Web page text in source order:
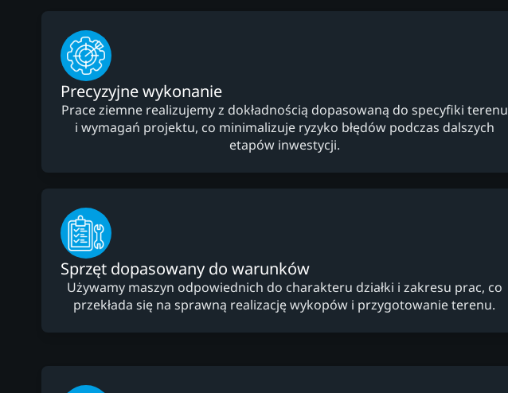
Precyzyjne wykonanie
Prace ziemne realizujemy z dokładnością dopasowaną do specyfiki terenu
i wymagań projektu, co minimalizuje ryzyko błędów podczas dalszych
etapów inwestycji.
Sprzęt dopasowany do warunków
Używamy maszyn odpowiednich do charakteru działki i zakresu prac, co
przekłada się na sprawną realizację wykopów i przygotowanie terenu.